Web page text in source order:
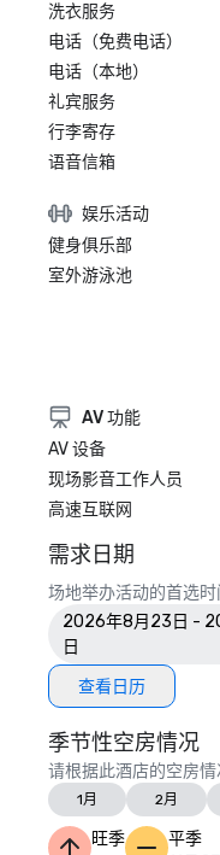
洗衣服务
电话（免费电话）
电话（本地）
礼宾服务
行李寄存
语音信箱
娱乐活动
健身俱乐部
室外游泳池
AV 功能
AV 设备
现场影音工作人员
高速互联网
需求日期
场地举办活动的首选
2026年8月23日 -
日
查看日历
季节性空房情况
请根据此酒店的空房
1月 2月
旺季
平季